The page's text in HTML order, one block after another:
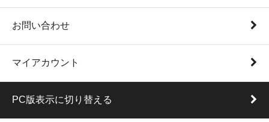
お問い合わせ
マイアカウント
PC版表示に切り替える